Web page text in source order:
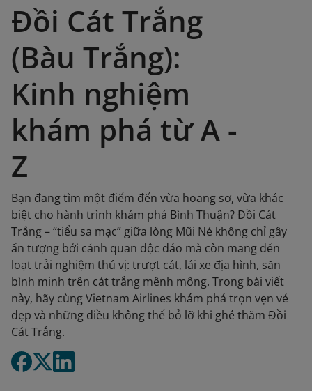
Đồi Cát Trắng
(Bàu Trắng):
Kinh nghiệm
khám phá từ A -
Z
Bạn đang tìm một điểm đến vừa hoang sơ, vừa khác
biệt cho hành trình khám phá Bình Thuận? Đồi Cát
Trắng – “tiểu sa mạc” giữa lòng Mũi Né không chỉ gây
ấn tượng bởi cảnh quan độc đáo mà còn mang đến
loạt trải nghiệm thú vị: trượt cát, lái xe địa hình, săn
bình minh trên cát trắng mênh mông. Trong bài viết
này, hãy cùng Vietnam Airlines khám phá trọn vẹn vẻ
đẹp và những điều không thể bỏ lỡ khi ghé thăm Đồi
Cát Trắng.